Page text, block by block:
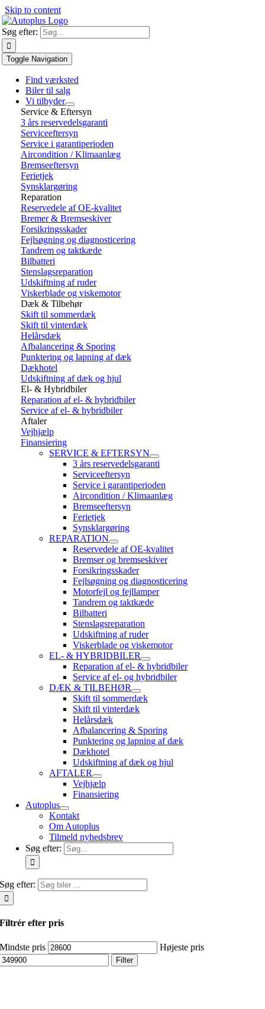
Skip to content
Søg efter:
Toggle Navigation
Find værksted
Biler til salg
Vi tilbyder
Service & Eftersyn
3 års reservedelsgaranti
Serviceeftersyn
Service i garantiperioden
Aircondition / Klimaanlæg
Bremseeftersyn
Ferietjek
Synsklargøring
Reparation
Reservedele af OE-kvalitet
Bremer & Bremseskiver
Forsikringsskader
Fejlsøgning og diagnosticering
Tandrem og taktkæde
Bilbatteri
Stenslagsreparation
Udskiftning af ruder
Viskerblade og viskemotor
Dæk & Tilbehør
Skift til sommerdæk
Skift til vinterdæk
Helårsdæk
Afbalancering & Sporing
Punktering og lapning af dæk
Dækhotel
Udskiftning af dæk og hjul
El- & Hybridbiler
Reparation af el- & hybridbiler
Service af el- & hybridbiler
Aftaler
Vejhjælp
Finansiering
SERVICE & EFTERSYN
3 års reservedelsgaranti
Serviceeftersyn
Service i garantiperioden
Aircondition / Klimaanlæg
Bremseeftersyn
Ferietjek
Synsklargøring
REPARATION
Reservedele af OE-kvalitet
Bremser og bremseskiver
Forsikringsskader
Fejlsøgning og diagnosticering
Motorfejl og fejllamper
Tandrem og taktkæde
Bilbatteri
Stenslagsreparation
Udskiftning af ruder
Viskerblade og viskemotor
EL- & HYBRIDBILER
Reparation af el- & hybridbiler
Service af el- og hybridbiler
DÆK & TILBEHØR
Skift til sommerdæk
Skift til vinterdæk
Helårsdæk
Afbalancering & Sporing
Punktering og lapning af dæk
Dækhotel
Udskiftning af dæk og hjul
AFTALER
Vejhjælp
Finansiering
Autoplus
Kontakt
Om Autoplus
Tilmeld nyhedsbrev
Søg efter:
Søg efter:
Filtrér efter pris
Mindste pris Højeste pris
Filter